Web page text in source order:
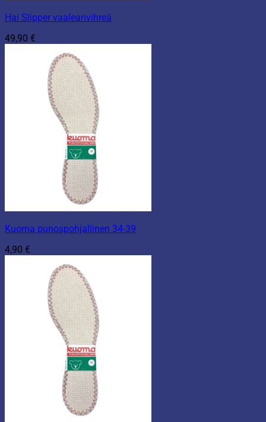
Hai Slipper vaaleanvihreä
49,90 €
Kuoma punospohjallinen 34-39
4,90 €